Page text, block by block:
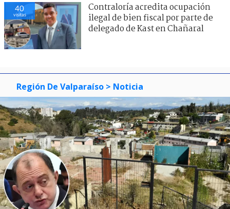
40
visitas
Contraloría acredita ocupación
ilegal de bien fiscal por parte de
delegado de Kast en Chañaral
Región De Valparaíso > Noticia